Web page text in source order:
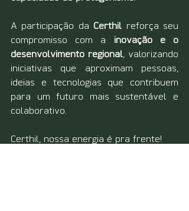
A participação da Certhil reforça seu
compromisso com a inovação e o
desenvolvimento regional, valorizando
iniciativas que aproximam pessoas,
ideias e tecnologias que contribuem
para um futuro mais sustentável e
colaborativo.
Certhil, nossa energia é pra frente!